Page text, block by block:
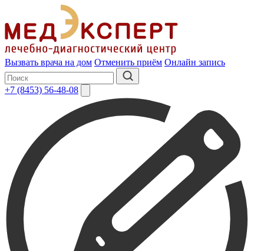
Вызвать врача на дом Отменить приём Онлайн запись
+7 (8453) 56-48-08